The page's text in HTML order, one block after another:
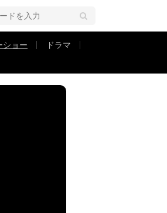
ショー
ドラマ
の反応に藤本美貴「全部包んでくれる」